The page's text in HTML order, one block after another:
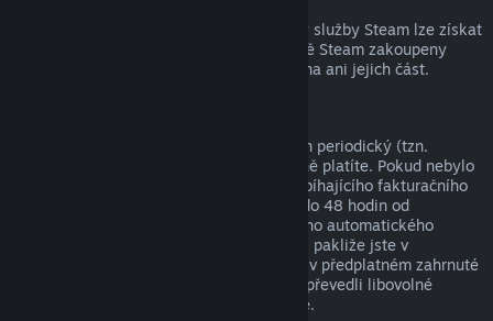
Peníze utracené za prostředky peněženky služby Steam lze získat
zpět, pokud byly tyto prostředky ve službě Steam zakoupeny
nejdéle před čtrnácti dny a nebyla utracena ani jejich část.
K některému obsahu a službám je nabízen periodický (tzn.
měsíční, roční) přístup, za který opakovaně platíte. Pokud nebylo
periodické předplatné použito během probíhajícího fakturačního
období, můžete o vrácení peněz zažádat do 48 hodin od
zakoupení nebo do 48 hodin od libovolného automatického
obnovení. Obsah je považován za použitý, pakliže jste v
probíhajícím fakturačním období hráli hry v předplatném zahrnuté
nebo jste využili, spotřebovali, upravili či převedli libovolné
výhody nebo slevy s předplatným spojené.